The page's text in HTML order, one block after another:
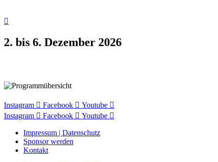
2. bis 6. Dezember 2026
Instagram Facebook
Youtube
Instagram
Facebook Youtube
Impressum | Datenschutz
Sponsor werden
Kontakt